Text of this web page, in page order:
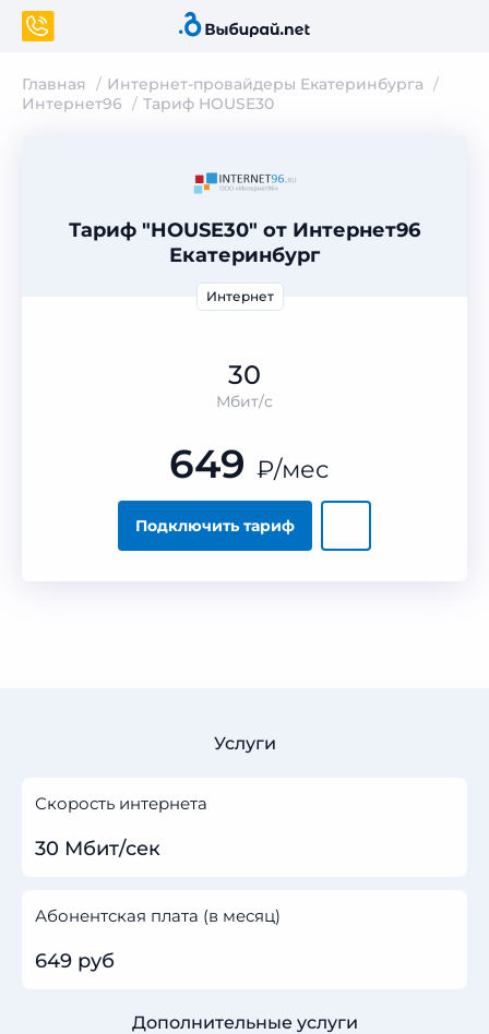
Главная
Интернет-провайдеры Екатеринбурга
Интернет96
Тариф HOUSE30
Тариф "HOUSE30" от Интернет96
Екатеринбург
Интернет
30
Мбит/с
Подключить тариф
649 ₽/мес
Услуги
Скорость интернета
30 Мбит/сек
Абонентская плата (в месяц)
649 руб
Дополнительные услуги